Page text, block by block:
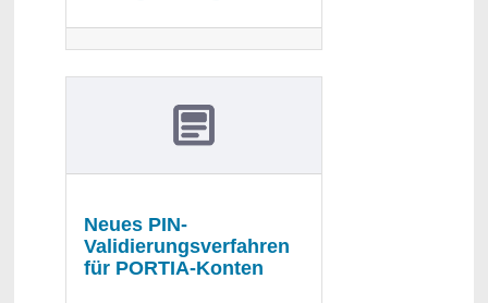
Neues PIN-
Validierungsverfahren
für PORTIA-Konten